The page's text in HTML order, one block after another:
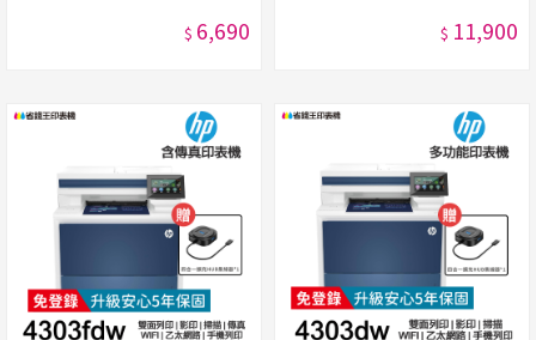
$ 6,690 $ 11,900